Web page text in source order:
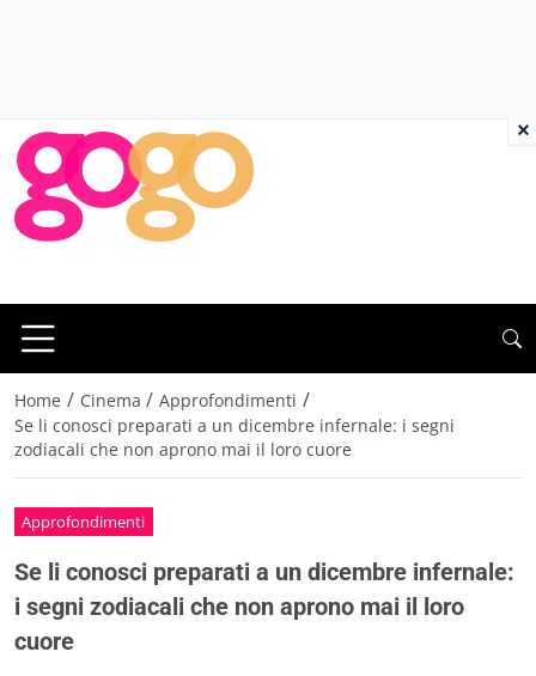
Home / Cinema / Approfondimenti /
Se li conosci preparati a un dicembre infernale: i segni
zodiacali che non aprono mai il loro cuore
Approfondimenti
Se li conosci preparati a un dicembre infernale:
i segni zodiacali che non aprono mai il loro
cuore
×